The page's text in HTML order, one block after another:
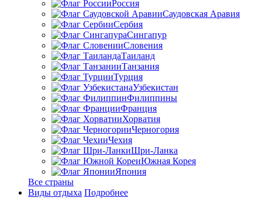
Россия
Саудовская Аравия
Сербия
Сингапур
Словения
Таиланд
Танзания
Турция
Узбекистан
Филиппины
Франция
Хорватия
Черногория
Чехия
Шри-Ланка
Южная Корея
Япония
Все страны
Виды отдыха Подробнее